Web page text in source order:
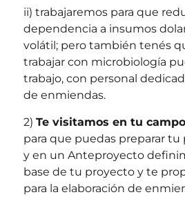
ii) trabajaremos para que
dependencia a insumos
volátil; pero también tenés
trabajar con microbiología
trabajo, con personal
de enmiendas.
2) Te visitamos en tu
para que puedas preparar tu
y en un Anteproyecto
base de tu proyecto y te
para la elaboración de